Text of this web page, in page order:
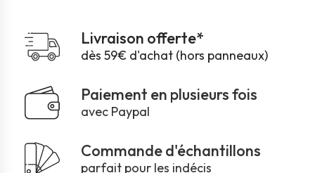
Livraison offerte*
dès 59€ d'achat (hors panneaux)
Paiement en plusieurs fois
avec Paypal
Commande d'échantillons
parfait pour les indécis